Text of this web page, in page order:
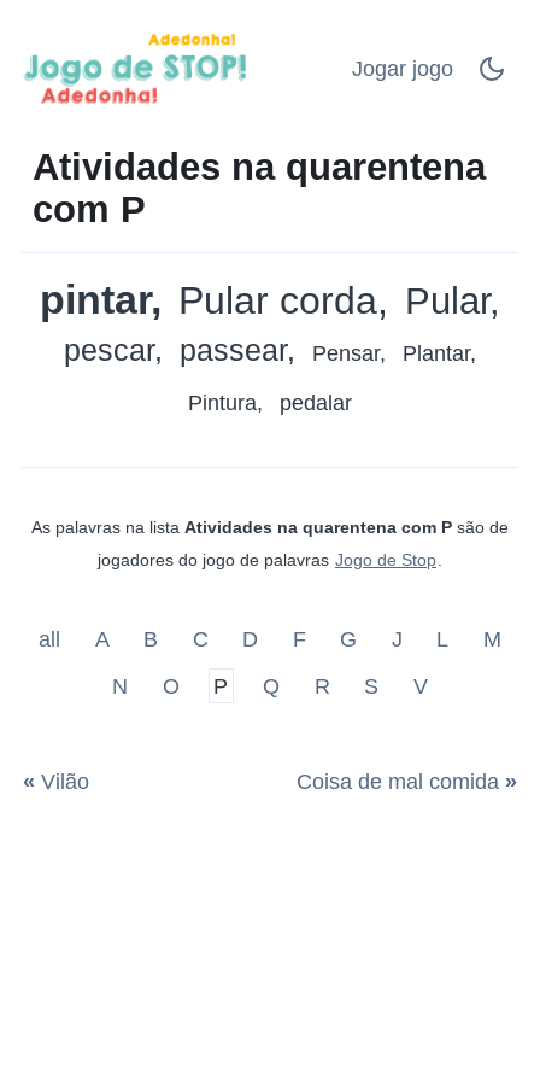
Jogar jogo
Atividades na quarentena
com P
pintar Pular corda Pular
pescar passear Pensar Plantar
Pintura pedalar
As palavras na lista Atividades na quarentena com P são de
jogadores do jogo de palavras Jogo de Stop
all A B C D F G J L
M
N
O P Q R S V
« Vilão Coisa de mal comida »